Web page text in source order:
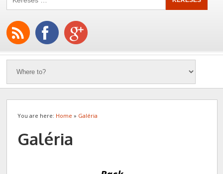
You are here: Home » Galéria
Galéria